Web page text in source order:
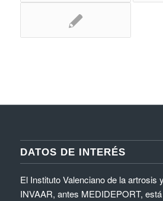
DATOS DE INTERÉS
El Instituto Valenciano de la artrosis
INVAAR, antes MEDIDEPORT,